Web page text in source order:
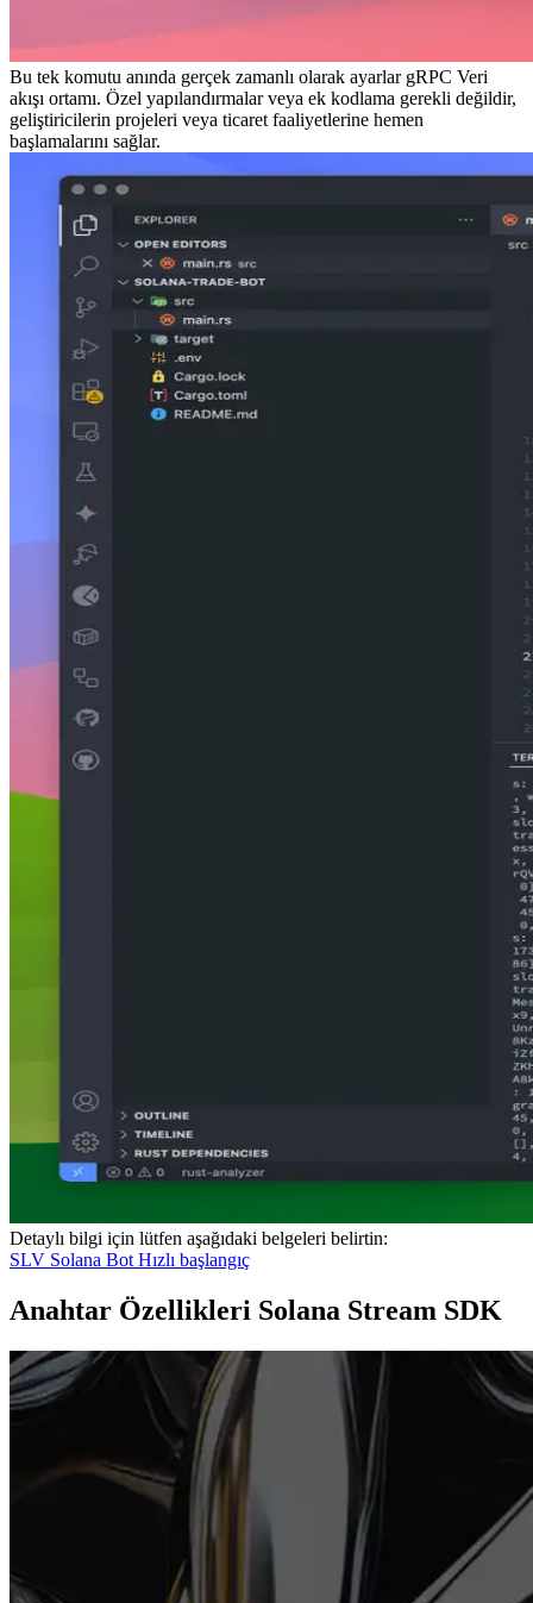
Bu tek komutu anında gerçek zamanlı olarak ayarlar gRPC Veri
akışı ortamı. Özel yapılandırmalar veya ek kodlama gerekli değildir,
geliştiricilerin projeleri veya ticaret faaliyetlerine hemen
başlamalarını sağlar.
Detaylı bilgi için lütfen aşağıdaki belgeleri belirtin:
SLV Solana Bot Hızlı başlangıç
Anahtar Özellikleri Solana Stream SDK